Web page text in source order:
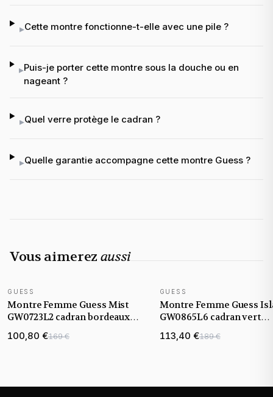
▸Cette montre fonctionne-t-elle avec une pile ?
▸Puis-je porter cette montre sous la douche ou en
nageant ?
▸Quel verre protège le cadran ?
▸Quelle garantie accompagne cette montre Guess ?
Vous aimerez aussi
NOUVEAUTÉ
GUESS
Montre Femme Guess Mist
GW0723L2 cadran bordeaux
bracelet acier
100,80 €169 €
NOUVEAUTÉ
GUESS
Montre Femme Guess
GW0865L6 cadran vert
bracelet acier
113,40 €189 €